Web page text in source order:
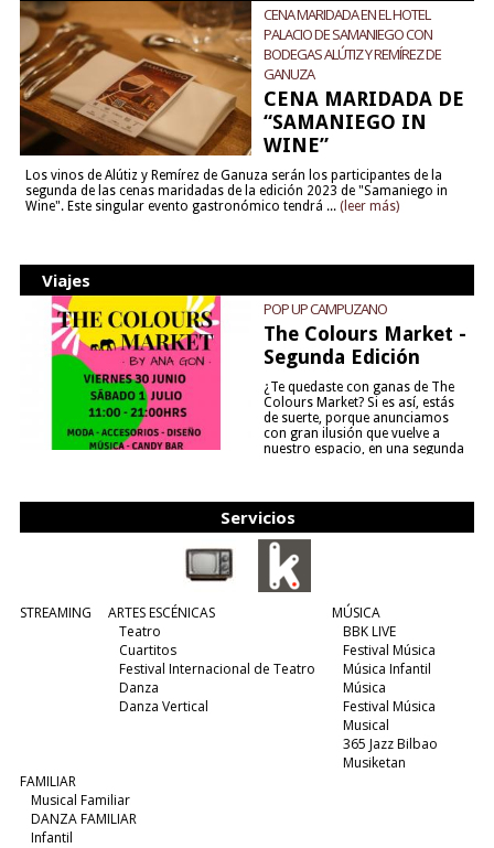
CENA MARIDADA EN EL HOTEL
PALACIO DE SAMANIEGO CON
BODEGAS ALÚTIZ Y REMÍREZ DE
GANUZA
CENA MARIDADA DE
“SAMANIEGO IN
WINE”
Los vinos de Alútiz y Remírez de Ganuza serán los participantes de la
segunda de las cenas maridadas de la edición 2023 de "Samaniego in
Wine". Este singular evento gastronómico tendrá ... (leer más)
Viajes
POP UP CAMPUZANO
The Colours Market -
Segunda Edición
¿Te quedaste con ganas de The
Colours Market? Si es así, estás
de suerte, porque anunciamos
con gran ilusión que vuelve a
nuestro espacio, en una segunda
Servicios
STREAMING
ARTES ESCÉNICAS
Teatro
Cuartitos
Festival Internacional de Teatro
Danza
Danza Vertical
MÚSICA
BBK LIVE
Festival Música
Música Infantil
Música
Festival Música
Musical
365 Jazz Bilbao
Musiketan
FAMILIAR
Musical Familiar
DANZA FAMILIAR
Infantil